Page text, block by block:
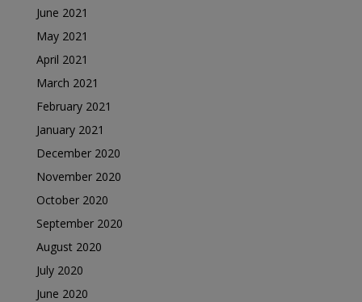
June 2021
May 2021
April 2021
March 2021
February 2021
January 2021
December 2020
November 2020
October 2020
September 2020
August 2020
July 2020
June 2020